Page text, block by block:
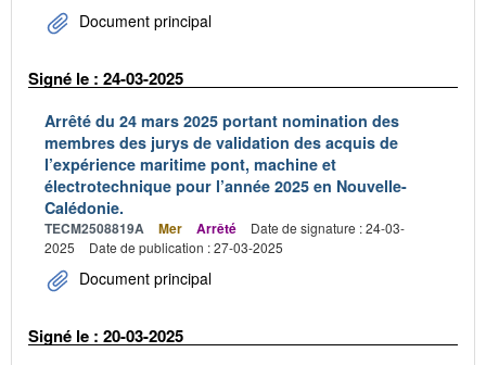
Document principal
Signé le : 24-03-2025
Arrêté du 24 mars 2025 portant nomination des
membres des jurys de validation des acquis de
l’expérience maritime pont, machine et
électrotechnique pour l’année 2025 en Nouvelle-
Calédonie.
TECM2508819A Mer Arrêté
Date de signature : 24-03-
2025
Date de publication : 27-03-2025
Document principal
Signé le : 20-03-2025